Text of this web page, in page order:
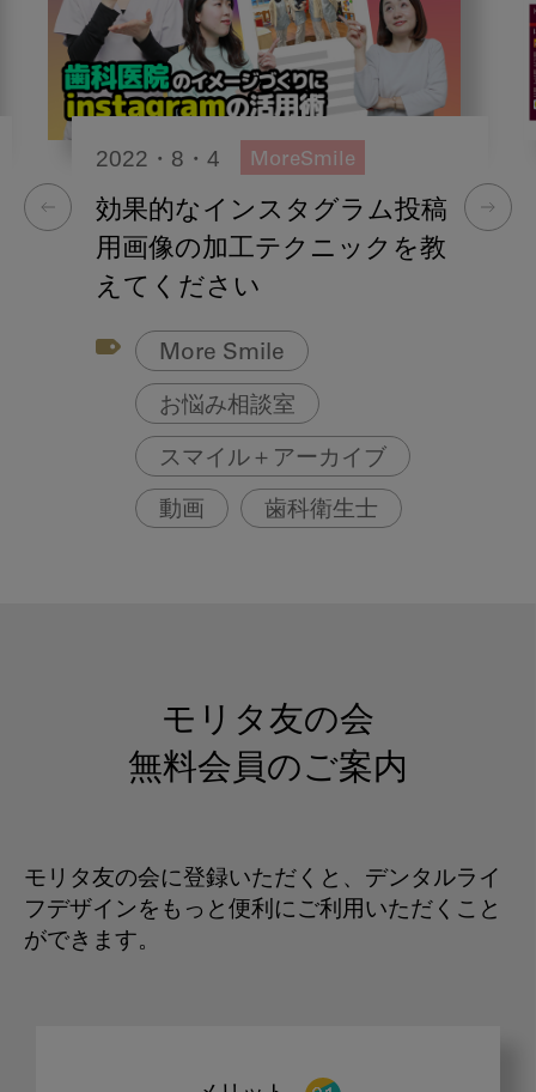
2022・8・4 MoreSmile
効果的なインスタグラム投稿
用画像の加工テクニックを教
えてください
More Smile
お悩み相談室
スマイル＋アーカイブ
動画 歯科衛生士
モリタ友の会
無料会員のご案内
モリタ友の会に登録いただくと、デンタルライ
フデザインをもっと便利にご利用いただくこと
ができます。